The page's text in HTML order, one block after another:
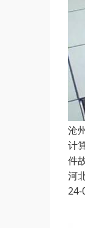
沧
计
件
河
24-